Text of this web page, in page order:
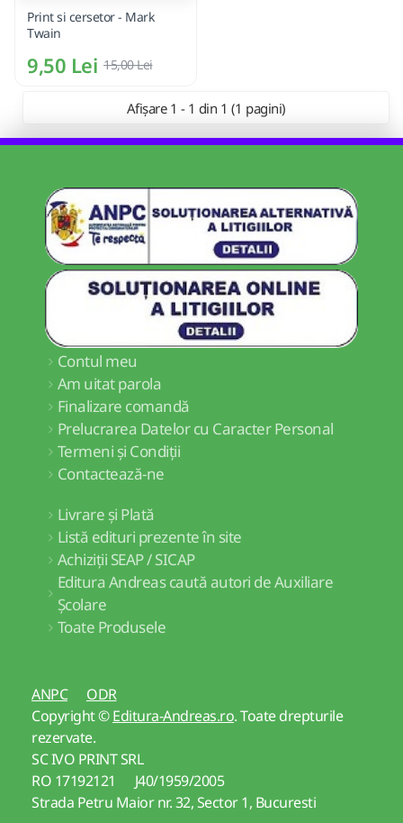
Print si cersetor - Mark
Twain
9,50 Lei 15,00 Lei
Afișare 1 - 1 din 1 (1 pagini)
Contul meu
Am uitat parola
Finalizare comandă
Prelucrarea Datelor cu Caracter Personal
Termeni și Condiții
Contactează-ne
Livrare și Plată
Listă edituri prezente în site
Achiziții SEAP / SICAP
Editura Andreas caută autori de Auxiliare
Școlare
Toate Produsele
ANPC
ODR
Copyright ©Editura-Andreas.ro. Toate drepturile
rezervate.
SC IVO PRINT SRL
RO 17192121 J40/1959/2005
Strada Petru Maior nr. 32, Sector 1, Bucuresti